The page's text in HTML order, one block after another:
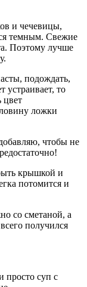
и чечевицы,
темным. Свежие
Поэтому лучше
подождать,
устраивает, то
цвет
ложки
чтобы не
крышкой и
потомится и
со сметаной, а
получился
просто суп с